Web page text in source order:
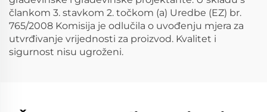
člankom 3. stavkom 2. točkom (a) Uredbe (EZ) br.
765/2008 Komisija je odlučila o uvođenju mjera za
utvrđivanje vrijednosti za proizvod. Kvalitet i
sigurnost nisu ugroženi.